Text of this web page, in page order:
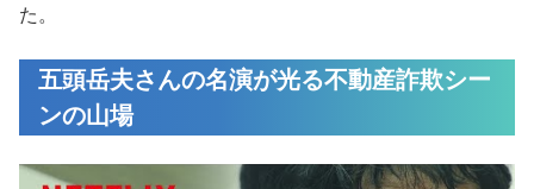
た。
五頭岳夫さんの名演が光る不動産詐欺シー
ンの山場